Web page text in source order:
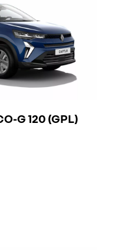
G 120 (GPL)